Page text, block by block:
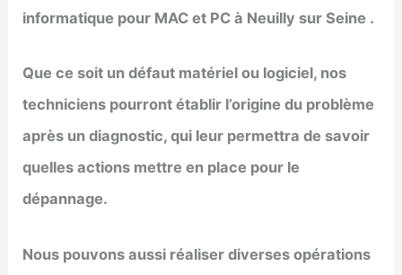
informatique pour MAC et PC à Neuilly sur Seine .
Que ce soit un défaut matériel ou logiciel, nos
techniciens pourront établir l’origine du problème
après un diagnostic, qui leur permettra de savoir
quelles actions mettre en place pour le
dépannage.
Nous pouvons aussi réaliser diverses opérations